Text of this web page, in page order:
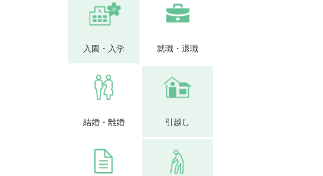
入園・入学 就職・退職
結婚・離婚 引越し